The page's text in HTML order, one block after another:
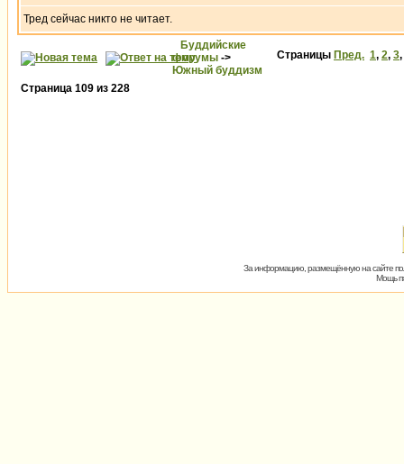
Тред сейчас никто не читает.
Буддийские
форумы ->
Южный буддизм
Страницы Пред. 1, 2, 3,
Страница 109 из 228
За информацию, размещённую на сайте
Мощь